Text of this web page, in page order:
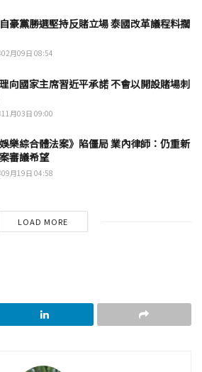
豪黨勝選堅持反賭立場 泰國改革議程料擱
月09日 08:54
向國家主席習近平承諾 不會以開設賭場刺
月03日 09:00
樂綜合體法案》陷僵局 業內律師：仍重新
審議希望
月19日 04:58
LOAD MORE